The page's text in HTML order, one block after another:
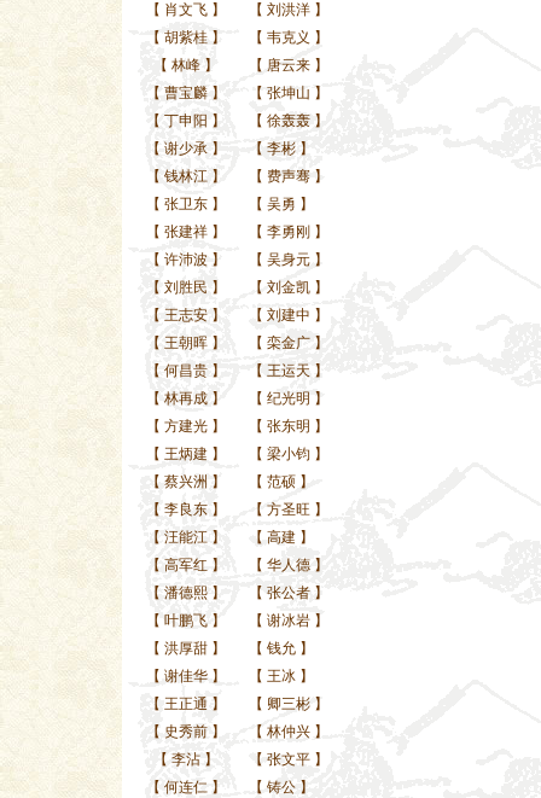
【 肖文飞】 【 刘洪洋 】
【 胡紫桂】 【 韦克义 】
【 林峰】 【 唐云来 】
【 曹宝麟】 【 张坤山 】
【 丁申阳 】 【 徐轰轰 】
【 谢少承】 【 李彬 】
【 钱林江】 【 费声骞 】
【 张卫东】 【 吴勇 】
【 张建祥】 【 李勇刚 】
【 许沛波】 【 吴身元 】
【 刘胜民 】 【 刘金凯 】
【 王志安】 【 刘建中 】
【 王朝晖】 【 栾金广 】
【 何昌贵】 【 王运天 】
【 林再成】 【 纪光明 】
【 方建光】 【 张东明 】
【 王炳建】 【 梁小钧 】
【 蔡兴洲 】 【 范硕 】
【 李良东】 【 方圣旺 】
【 汪能江】 【 高建 】
【 高军红 】 【 华人德 】
【 潘德熙】 【 张公者 】
【 叶鹏飞】 【 谢冰岩 】
【 洪厚甜】 【 钱允 】
【 谢佳华】 【 王冰 】
【 王正通 】 【 卿三彬 】
【 史秀前】 【 林仲兴 】
【 李沾】 【 张文平 】
【 何连仁】 【 铸公 】